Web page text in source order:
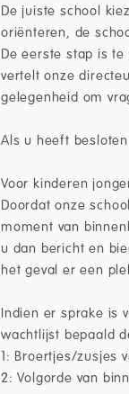
De juiste school
oriënteren, de
De eerste stap is
vertelt onze
gelegenheid om
Als u heeft
Voor kinderen
Doordat onze
moment van
u dan bericht en
het geval er een
Indien er sprake is
wachtlijst bepaald
1: Broertjes/zusjes
2: Volgorde van